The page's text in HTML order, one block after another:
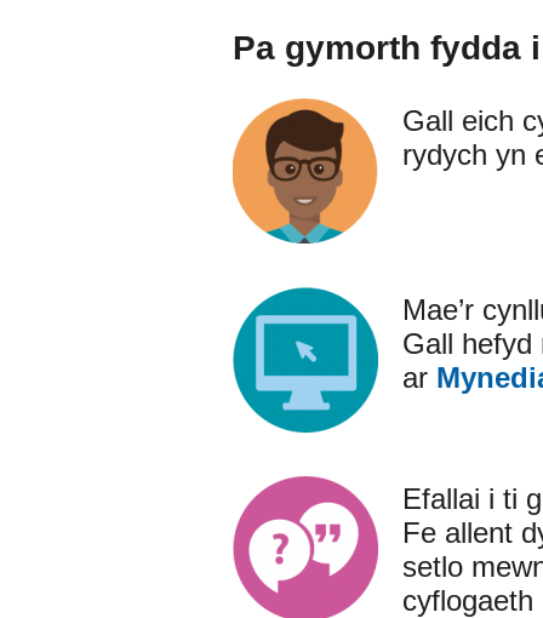
Pa gymorth fydda
Gall eich
rydych yn
Mae’r
Gall hefyd
ar
Efallai i ti
Fe allent
setlo
cyflogaeth